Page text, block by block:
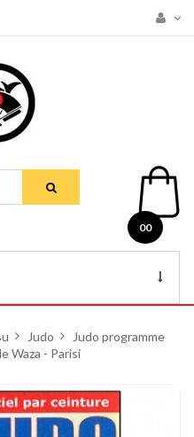
00
> Judo >
Judo programme
Waza - Parisi